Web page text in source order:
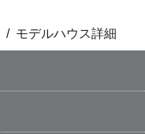
/ モデルハウス詳細